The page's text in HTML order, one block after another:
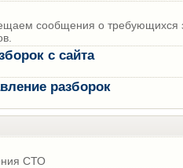
сообщения о требующихся
с сайта
разборок
СТО